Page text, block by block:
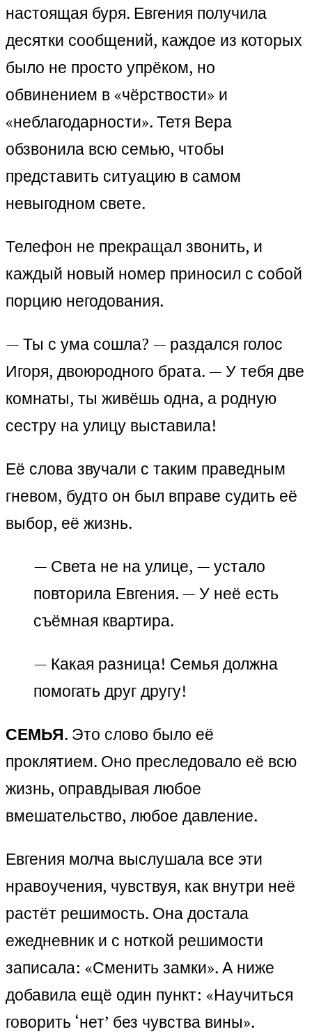
настоящая буря. Евгения получила
десятки сообщений, каждое из которых
было не просто упрёком, но
обвинением в «чёрствости» и
«неблагодарности». Тетя Вера
обзвонила всю семью, чтобы
представить ситуацию в самом
невыгодном свете.
Телефон не прекращал звонить, и
каждый новый номер приносил с собой
порцию негодования.
— Ты с ума сошла? — раздался голос
Игоря, двоюродного брата. — У тебя две
комнаты, ты живёшь одна, а родную
сестру на улицу выставила!
Её слова звучали с таким праведным
гневом, будто он был вправе судить её
выбор, её жизнь.
— Света не на улице, — устало
повторила Евгения. — У неё есть
съёмная квартира.
— Какая разница! Семья должна
помогать друг другу!
СЕМЬЯ. Это слово было её
проклятием. Оно преследовало её всю
жизнь, оправдывая любое
вмешательство, любое давление.
Евгения молча выслушала все эти
нравоучения, чувствуя, как внутри неё
растёт решимость. Она достала
ежедневник и с ноткой решимости
записала: «Сменить замки». А ниже
добавила ещё один пункт: «Научиться
говорить ‘нет’ без чувства вины».